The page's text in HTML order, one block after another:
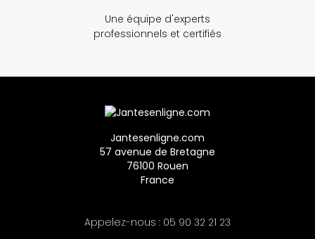
Une équipe d'experts
professionnels et certifiés
Jantesenligne.com
57 avenue de Bretagne
76100 Rouen
France
Appelez-nous : 05 90 32 21 23